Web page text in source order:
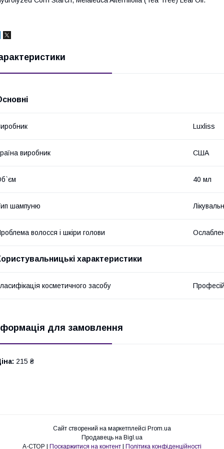
Luxliss
виробник США
40 мл
шампуню
волосся і шкіри голови
характеристики
косметичного засобу
для замовлення
215 ₴
Сайт створений на маркетплейсі Prom.ua
Продавець на Bigl.ua
Поскаржитися на контент Політика конфіденційності